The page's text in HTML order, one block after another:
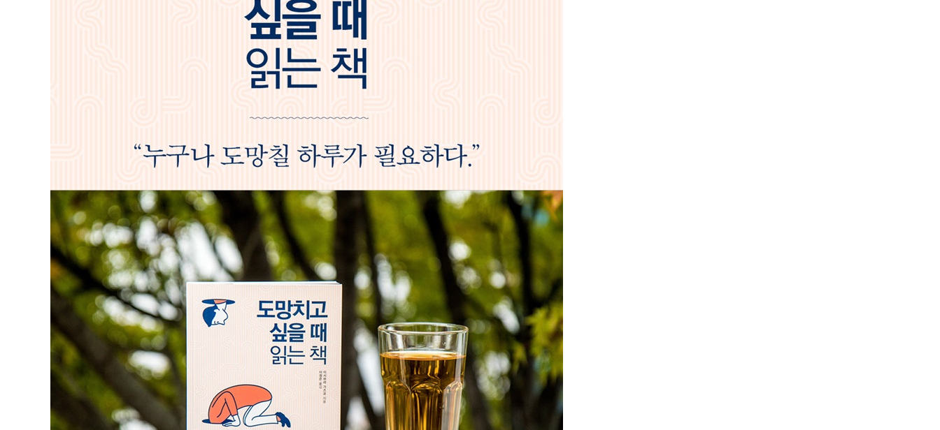
100% 확신에 찬 결정은 없다
A안 vs B안, 잘 선택하지 못하는 당신에게
Lesson 4) 내가 한 선택에 만족하는 나를 만드는 법
5장 거절할 수 없는 상황으로부터 도망치고 싶을 때
당신이 부탁을 거절할 수 없는 이유
만약 요리를 하지 않겠다고 선언한다면
거절을 잘하면 대인관계가 좋아진다
마음속의 말을 제대로 전하는 법
기분 좋게 거절하는 요령
Lesson 5) 훌륭하게 들어주는 법, 멋지게 거절하는 법
6장 걱정과 두려움으로부터 도망치고 싶을 때
자신을 마주한다는 말의 진짜 의미
두려워해도 괜찮다, 도망쳐도 괜찮다
걱정과 불안을 줄이는 최고의 자기 방어술